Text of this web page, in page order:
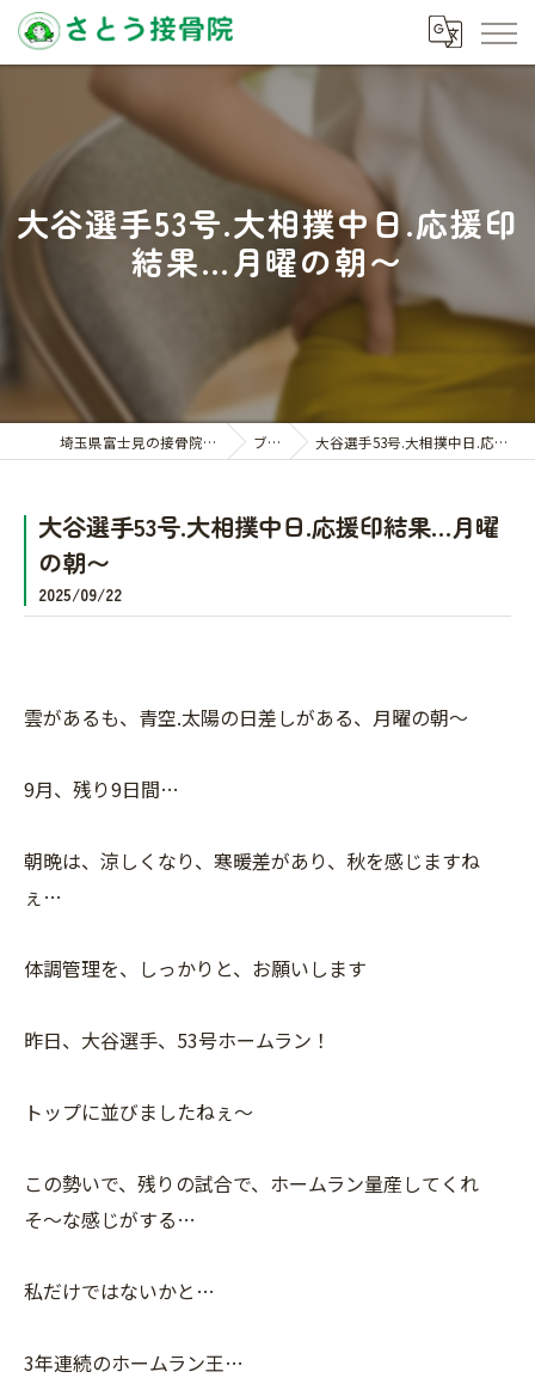
大谷選手53号.大相撲中日.応援印
結果…月曜の朝〜
埼玉県富士見の接骨院ならさとう接骨院 ブログ 大谷選手53号.大相撲中日.応援印結果…月曜の朝〜
大谷選手53号.大相撲中日.応援印結果…月曜
の朝〜
2025/09/22
雲があるも、青空.太陽の日差しがある、月曜の朝〜
9月、残り9日間…
朝晩は、涼しくなり、寒暖差があり、秋を感じますね
ぇ…
体調管理を、しっかりと、お願いします
昨日、大谷選手、53号ホームラン！
トップに並びましたねぇ〜
この勢いで、残りの試合で、ホームラン量産してくれ
そ〜な感じがする…
私だけではないかと…
3年連続のホームラン王…